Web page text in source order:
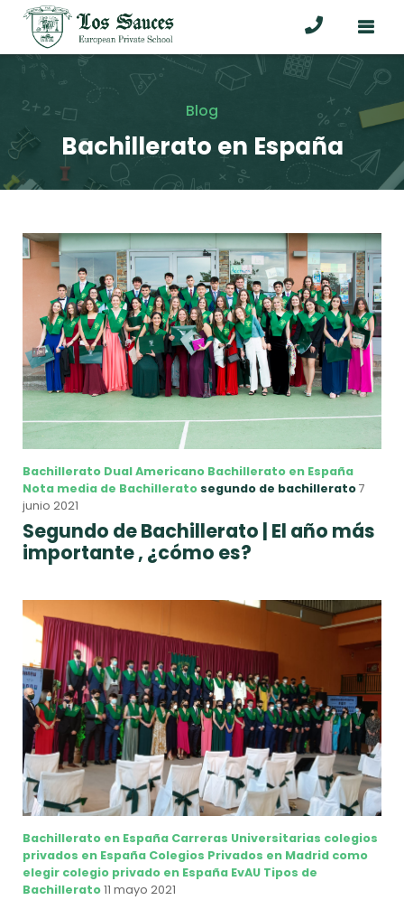
Blog
Bachillerato en España
Bachillerato Dual Americano Bachillerato en España
Nota media de Bachillerato segundo de bachillerato7
junio 2021
Segundo de Bachillerato | El año más
importante , ¿cómo es?
Bachillerato en España Carreras Universitarias colegios
privados en España Colegios Privados en Madrid como
elegir colegio privado en España EvAU Tipos de
Bachillerato11 mayo 2021